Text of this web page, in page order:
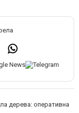
дерева: оперативна